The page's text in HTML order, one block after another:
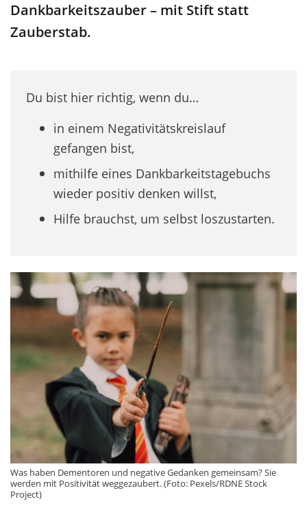
Dankbarkeitszauber – mit Stift statt
Zauberstab.
Du bist hier richtig, wenn du…
in einem Negativitätskreislauf
gefangen bist,
mithilfe eines Dankbarkeitstagebuchs
wieder positiv denken willst,
Hilfe brauchst, um selbst loszustarten.
Was haben Dementoren und negative Gedanken gemeinsam? Sie
werden mit Positivität weggezaubert. (Foto: Pexels/RDNE Stock
Project)